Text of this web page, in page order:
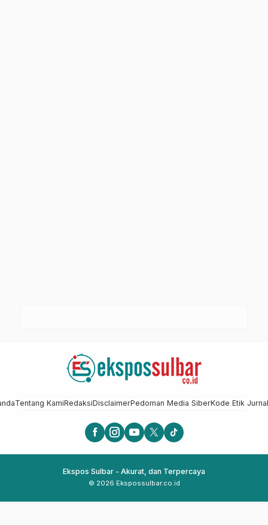
Tentang KamiRedaksiDisclaimerPedoman Media SiberKode Etik
Ekspos Sulbar - Akurat, dan Terpercaya
© 2026 Ekspossulbar.co.id